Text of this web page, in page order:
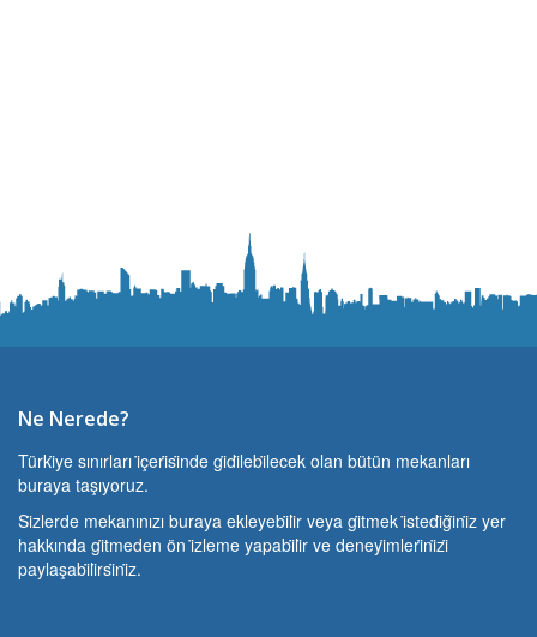
Ne Nerede?
Türki̇ye sınırları i̇çeri̇si̇nde gi̇di̇lebi̇lecek olan bütün mekanları
buraya taşıyoruz.
Si̇zlerde mekanınızı buraya ekleyebi̇li̇r veya gi̇tmek i̇stedi̇ği̇ni̇z yer
hakkında gi̇tmeden ön i̇zleme yapabi̇li̇r ve deneyi̇mleri̇ni̇zi̇
paylaşabi̇li̇rsi̇ni̇z.